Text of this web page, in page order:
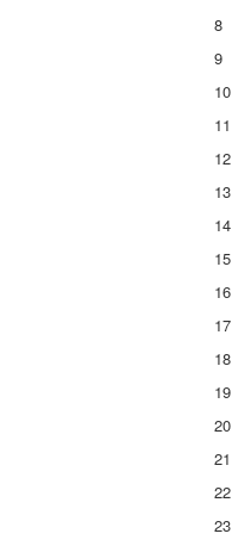
8
9
10
11
12
13
14
15
16
17
18
19
20
21
22
23